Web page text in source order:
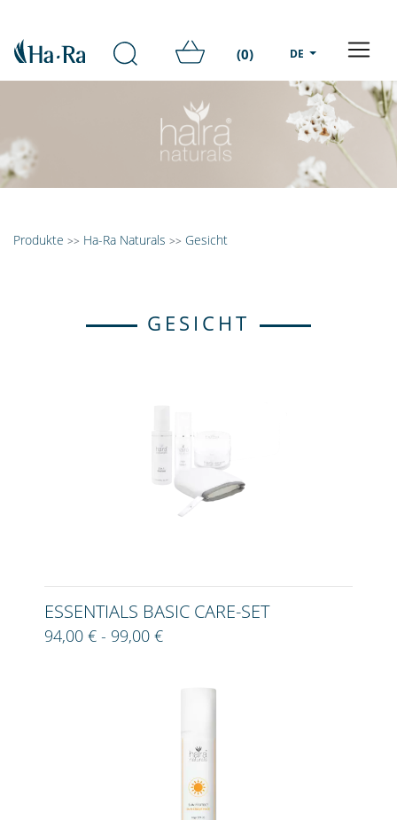
(0) DE
Produkte >> Ha-Ra Naturals >> Gesicht
GESICHT
ESSENTIALS BASIC CARE-SET
94,00 € - 99,00 €